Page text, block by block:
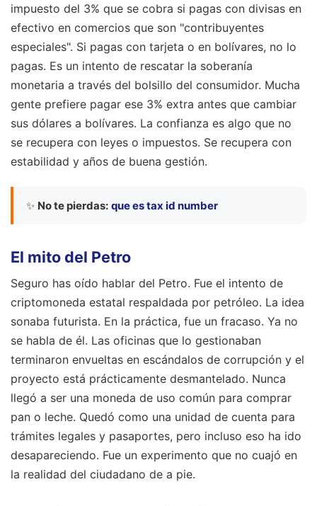
impuesto del 3% que se cobra si pagas con divisas en
efectivo en comercios que son "contribuyentes
especiales". Si pagas con tarjeta o en bolívares, no lo
pagas. Es un intento de rescatar la soberanía
monetaria a través del bolsillo del consumidor. Mucha
gente prefiere pagar ese 3% extra antes que cambiar
sus dólares a bolívares. La confianza es algo que no
se recupera con leyes o impuestos. Se recupera con
estabilidad y años de buena gestión.
✨ No te pierdas: que es tax id number
El mito del Petro
Seguro has oído hablar del Petro. Fue el intento de
criptomoneda estatal respaldada por petróleo. La idea
sonaba futurista. En la práctica, fue un fracaso. Ya no
se habla de él. Las oficinas que lo gestionaban
terminaron envueltas en escándalos de corrupción y el
proyecto está prácticamente desmantelado. Nunca
llegó a ser una moneda de uso común para comprar
pan o leche. Quedó como una unidad de cuenta para
trámites legales y pasaportes, pero incluso eso ha ido
desapareciendo. Fue un experimento que no cuajó en
la realidad del ciudadano de a pie.